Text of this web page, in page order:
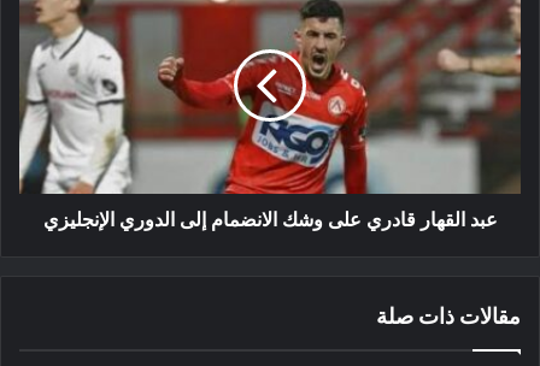
القهار
قادري
على
وشك
الانضمام
الإنجليزي
عبد القهار قادري على وشك الانضمام إلى الدوري الإنجليزي
مقالات ذات صلة